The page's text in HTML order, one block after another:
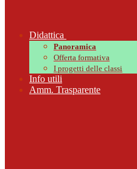
Didattica
Panoramica
Offerta formativa
I progetti delle classi
Info utili
Amm. Trasparente